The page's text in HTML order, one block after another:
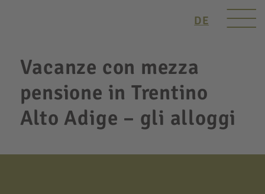
DE
Vacanze con mezza
pensione in Trentino
Alto Adige – gli alloggi